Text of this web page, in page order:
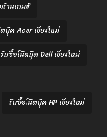
านเกมส์
บุ๊ค Acer เชียงใหม่
รับซื้อโน๊ตบุ๊ค Dell เชียงใหม่
รับซื้อโน๊ตบุ๊ค HP เชียงใหม่